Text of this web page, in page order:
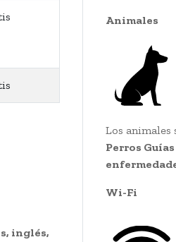
inglés,
Animales
Los
Perros
Wi-Fi